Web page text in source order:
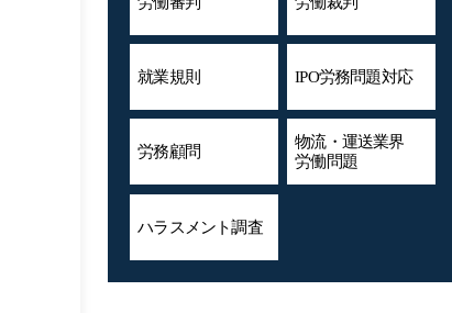
就業規則 IPO労務問題対応
労務顧問
物流・運送業界
労働問題
ハラスメント調査